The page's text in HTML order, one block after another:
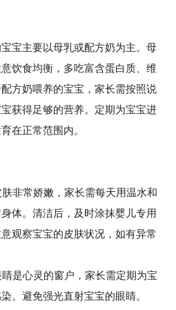
宝主要以母乳或配方奶为主。母
饮食均衡，多吃富含蛋白质、维
方奶喂养的宝宝，家长需按照说
获得足够的营养。定期为宝宝进
在正常范围内。
非常娇嫩，家长需每天用温水和
体。清洁后，及时涂抹婴儿专用
观察宝宝的皮肤状况，如有异常
心灵的窗户，家长需定期为宝
。避免强光直射宝宝的眼睛。